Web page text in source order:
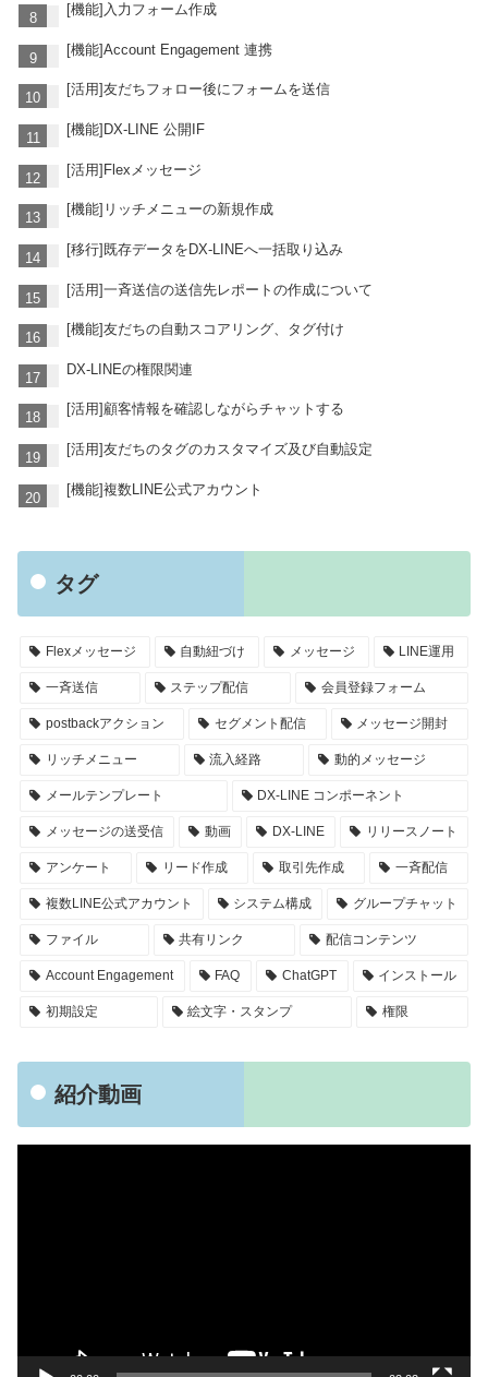
[機能]入力フォーム作成
[機能]Account Engagement 連携
[活用]友だちフォロー後にフォームを送信
[機能]DX-LINE 公開IF
[活用]Flexメッセージ
[機能]リッチメニューの新規作成
[移行]既存データをDX-LINEへ一括取り込み
[活用]一斉送信の送信先レポートの作成について
[機能]友だちの自動スコアリング、タグ付け
DX-LINEの権限関連
[活用]顧客情報を確認しながらチャットする
[活用]友だちのタグのカスタマイズ及び自動設定
[機能]複数LINE公式アカウント
タグ
Flexメッセージ 自動紐づけ メッセージ LINE運用
一斉送信 ステップ配信 会員登録フォーム
postbackアクション セグメント配信 メッセージ開封
リッチメニュー 流入経路 動的メッセージ
メールテンプレート DX-LINE コンポーネント
メッセージの送受信 動画 DX-LINE リリースノート
アンケート リード作成 取引先作成 一斉配信
複数LINE公式アカウント システム構成 グループチャット
ファイル 共有リンク 配信コンテンツ
Account Engagement FAQ ChatGPT インストール
初期設定 絵文字・スタンプ 権限
紹介動画